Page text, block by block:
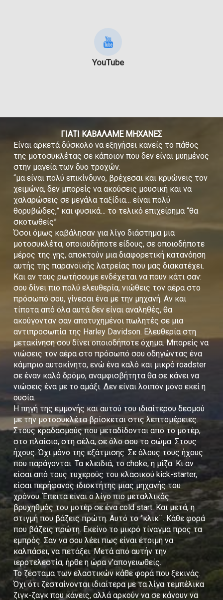
YouTube
ΓΙΑΤΙ ΚΑΒΑΛΑΜΕ ΜΗΧΑΝΕΣ
Είναι αρκετά δύσκολο να εξηγήσει κανείς το πάθος
της μοτοσυκλέτας σε κάποιον που δεν είναι μυημένος
στην μαγεία των δυο τροχών.
“μα είναι πολύ επικίνδυνο, βρέχεσαι και κρυώνεις τον
χειμώνα, δεν μπορείς να ακούσεις μουσική και να
χαλαρώσεις σε μεγάλα ταξίδια… είναι πολύ
θορυβώδες,” και φυσικά… το τελικό επιχείρημα “θα
σκοτωθείς”
Όσοι όμως καβάλησαν για λίγο διάστημα μια
μοτοσυκλέτα, οποιουδήποτε είδους, σε οποιοδήποτε
μέρος της γης, αποκτούν μια διαφορετική κατανόηση
αυτής της παρανοϊκής λατρείας που μας διακατέχει.
Και αν τους ρωτήσουμε ενδέχεται να πουν κάτι σαν:
σου δίνει πιο πολύ ελευθερία, νιώθεις τον αέρα στο
πρόσωπό σου, γίνεσαι ένα με την μηχανή. Αν και
τίποτα από όλα αυτά δεν είναι αναληθές, θα
ακούγονταν σαν αποτυχημένοι πωλητές σε μια
αντιπροσωπία της Harley Davidson. Ελευθερία στη
μετακίνηση σου δίνει οποιοδήποτε όχημα. Μπορείς να
νιώσεις τον αέρα στο πρόσωπό σου οδηγώντας ένα
κάμπριο αυτοκίνητο, ενώ ένα καλό και μικρό roadster
σε έναν καλό δρόμο, αναμφισβήτητα θα σε κάνει να
νιώσεις ένα με το αμάξι. Δεν είναι λοιπόν μόνο εκεί η
ουσία.
Η πηγή της εμμονής και αυτού του ιδιαίτερου δεσμού
με την μοτοσυκλέτα βρίσκεται στις λεπτομέρειες.
Στους κραδασμούς που μεταδίδονται από το μοτέρ,
στο πλαίσιο, στη σέλα, σε όλο σου το σώμα. Στους
ήχους. Όχι μόνο της εξάτμισης. Σε όλους τους ήχους
που παράγονται. Τα κλειδιά, το choke, η μίζα. Κι αν
είσαι από τους τυχερούς του κλασικού kick-starter,
είσαι περήφανος ιδιοκτήτης μιας μηχανής του
χρόνου. Έπειτα είναι ο λίγο πιο μεταλλικός
βρυχηθμός του μοτέρ σε ένα cold start. Και μετά, η
στιγμή που βάζεις πρώτη. Αυτό το ‘’κλικ΄΄. Κάθε φορά
που βάζεις πρώτη. Εκείνο το μικρό τίναγμα προς τα
εμπρός. Σαν να σου λέει πως είναι έτοιμη να
καλπάσει, να πετάξει. Μετά από αυτήν την
ιεροτελεστία, ήρθε η ώρα ν’απογειωθείς.
Το ζέσταμα των ελαστικών κάθε φορά που ξεκινάς.
Όχι ότι ζεσταίνονται ιδιαίτερα με τα λίγα τεμπέλικα
ζιγκ-ζαγκ που κάνεις, αλλά αρκούν να σε κάνουν να